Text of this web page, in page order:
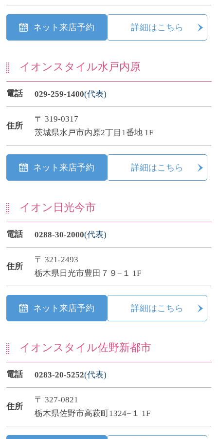
ネット来店予約 詳細はこちら
イオンスタイル水戸内原
電話 029-259-1400(代表)
住所
〒 319-0317
茨城県水戸市内原2丁目1番地 1F
ネット来店予約 詳細はこちら
イオン日光今市
電話 0288-30-2000(代表)
住所
〒 321-2493
栃木県日光市豊田７９−１ 1F
ネット来店予約 詳細はこちら
イオンスタイル佐野新都市
電話 0283-20-5252(代表)
住所
〒 327-0821
栃木県佐野市高萩町1324−１ 1F